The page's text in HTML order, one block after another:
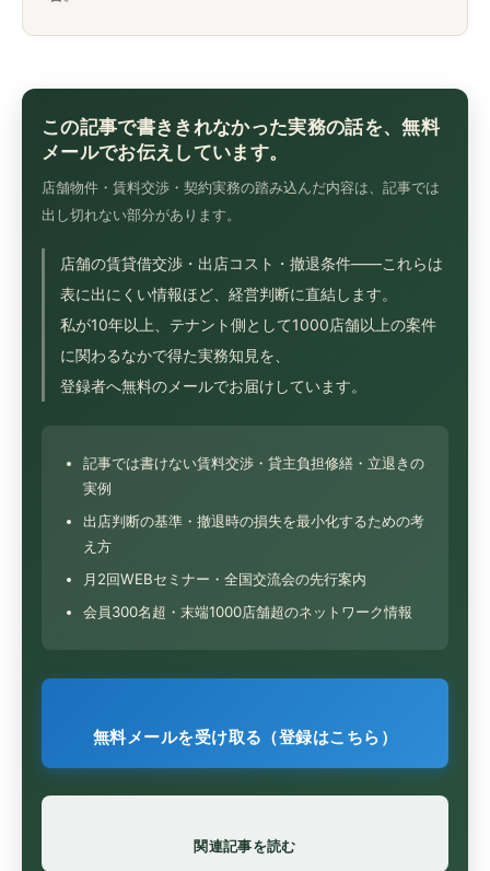
この記事で書ききれなかった実務の話を、無料
メールでお伝えしています。
店舗物件・賃料交渉・契約実務の踏み込んだ内容は、記事では
出し切れない部分があります。
店舗の賃貸借交渉・出店コスト・撤退条件——これらは
表に出にくい情報ほど、経営判断に直結します。
私が10年以上、テナント側として1000店舗以上の案件
に関わるなかで得た実務知見を、
登録者へ無料のメールでお届けしています。
記事では書けない賃料交渉・貸主負担修繕・立退きの
実例
出店判断の基準・撤退時の損失を最小化するための考
え方
月2回WEBセミナー・全国交流会の先行案内
会員300名超・末端1000店舗超のネットワーク情報
無料メールを受け取る（登録はこちら）
関連記事を読む